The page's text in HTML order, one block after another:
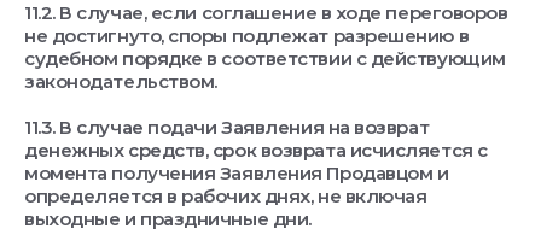
11.2. В случае, если соглашение в ходе переговоров
не достигнуто, споры подлежат разрешению в
судебном порядке в соответствии с действующим
законодательством.
11.3. В случае подачи Заявления на возврат
денежных средств, срок возврата исчисляется с
момента получения Заявления Продавцом и
определяется в рабочих днях, не включая
выходные и праздничные дни.